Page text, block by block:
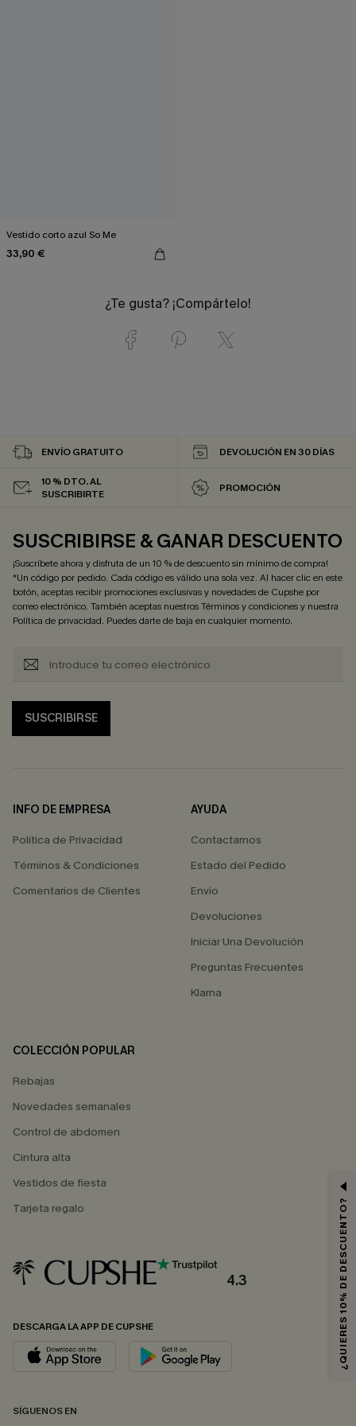
Vestido corto azul So Me
33,90 €
¿Te gusta? ¡Compártelo!
ENVÍO GRATUITO DEVOLUCIÓN EN 30 DÍAS
10 % DTO. AL
SUSCRIBIRTE
PROMOCIÓN
SUSCRIBIRSE & GANAR DESCUENTO
¡Suscríbete ahora y disfruta de un 10 % de descuento sin mínimo de compra!
*Un código por pedido. Cada código es válido una sola vez. Al hacer clic en este
botón, aceptas recibir promociones exclusivas y novedades de Cupshe por
correo electrónico. También aceptas nuestrosTérminos y condicionesy nuestra
Política de privacidad. Puedes darte de baja en cualquier momento.
SUSCRIBIRSE
INFO DE EMPRESA
Política de Privacidad
Términos & Condiciones
Comentarios de Clientes
AYUDA
Contactarnos
Estado del Pedido
Envío
Devoluciones
Iniciar Una Devolución
Preguntas Frecuentes
Klarna
COLECCIÓN POPULAR
Rebajas
Novedades semanales
Control de abdomen
Cintura alta
Vestidos de fiesta
Tarjeta regalo
4.3
DESCARGA LA APP DE CUPSHE
SÍGUENOS EN
¿QUIERES 10% DE DESCUENTO?